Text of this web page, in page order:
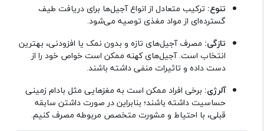
تنوع: ترکیب متعادل از انواع آجیل‌ها برای دریافت طیف
گسترده‌ای از مواد مغذی توصیه می‌شود.
تازگی: مصرف آجیل‌های تازه و بدون نمک یا افزودنی، بهترین
انتخاب است. آجیل‌های کهنه ممکن است خواص خود را از
دست داده و تاثیرات منفی داشته باشند.
آلرژی: برخی افراد ممکن است به مغزهایی مثل بادام زمینی
حساسیت داشته باشند؛ بنابراین در صورت داشتن سابقه
قبلی، با احتیاط و مشورت متخصص مربوطه مصرف کنیم.